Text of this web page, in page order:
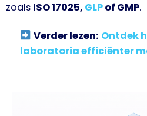
zoals ISO 17025, GLPof GMP.
Verder lezen: Ontdek
laboratoria efficiënter